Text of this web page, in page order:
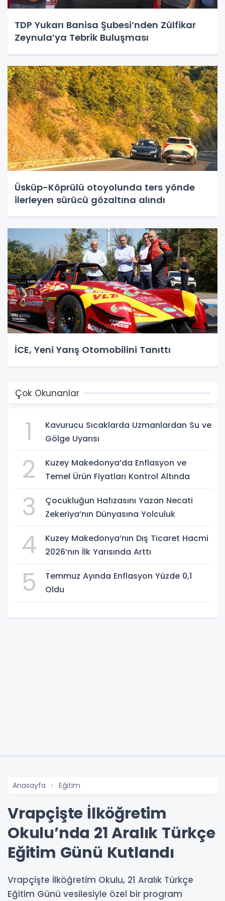
TDP Yukarı Banisa Şubesi’nden Zülfikar
Zeynula’ya Tebrik Buluşması
Üsküp-Köprülü otoyolunda ters yönde
ilerleyen sürücü gözaltına alındı
İCE, Yeni Yarış Otomobilini Tanıttı
Çok Okunanlar
1
Kavurucu Sıcaklarda Uzmanlardan Su ve
Gölge Uyarısı
2
Kuzey Makedonya’da Enflasyon ve
Temel Ürün Fiyatları Kontrol Altında
3
Çocukluğun Hafızasını Yazan Necati
Zekeriya’nın Dünyasına Yolculuk
4
Kuzey Makedonya’nın Dış Ticaret Hacmi
2026’nın İlk Yarısında Arttı
5
Temmuz Ayında Enflasyon Yüzde 0,1
Oldu
Anasayfa Eğitim
Vrapçişte İlköğretim
Okulu’nda 21 Aralık Türkçe
Eğitim Günü Kutlandı
Vrapçişte İlköğretim Okulu, 21 Aralık Türkçe
Eğitim Günü vesilesiyle özel bir program